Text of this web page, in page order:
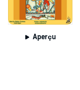
Aperçu